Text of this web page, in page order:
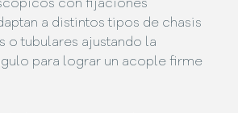
con fijaciones
a distintos tipos de chasis
o tubulares ajustando la
para lograr un acople firme